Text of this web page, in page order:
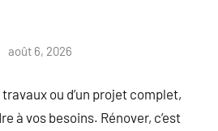
août 6, 2026
travaux ou d’un projet complet,
à vos besoins. Rénover, c’est